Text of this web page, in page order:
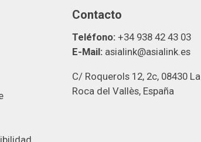
Contacto
Teléfono: +34 938 42 43 03
E-Mail: asialink@asialink.es
C/ Roquerols 12, 2c, 08430 La
Roca del Vallès, España